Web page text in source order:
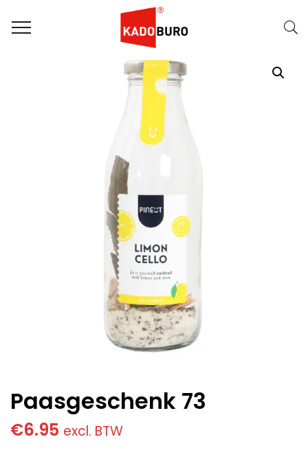
Home Paasgeschenken Paasgeschenk 73
Paasgeschenk 73
€6.95 excl. BTW